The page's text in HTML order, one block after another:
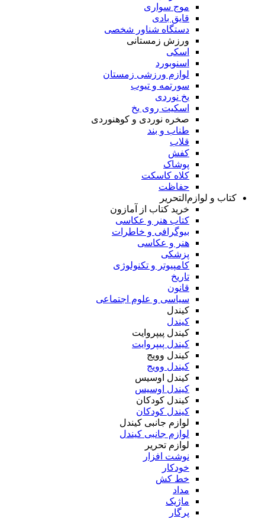
موج سواری
قایق بادی
دستگاه شناور شخصی
ورزش زمستانی
اسکی
اسنوبورد
لوازم ورزشی زمستان
سورتمه و تیوب
یخ نوردی
اسکیت روی یخ
صخره نوردی و کوهنوردی
طناب و بند
قلاب
کفش
پوشاک
کلاه کاسکت
حفاظت
کتاب و لوازم‌التحریر
خرید کتاب از آمازون
کتاب هنر و عکاسی
بیوگرافی و خاطرات
هنر و عکاسی
پزشکی
کامپیوتر و تکنولوژی
تاریخ
قانون
سیاسی و علوم اجتماعی
کیندل
کیندل
کیندل پیپروایت
کیندل پیپروایت
کیندل وویج
کیندل وویج
کیندل اوسیس
کیندل اوسیس
کیندل کودکان
کیندل کودکان
لوازم جانبی کیندل
لوازم جانبی کیندل
لوازم تحریر
نوشت افزار
خودکار
خط کش
مداد
ماژیک
پرگار